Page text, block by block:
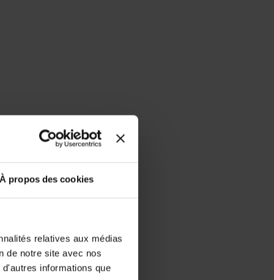
À propos des cookies
relatives aux médias
de notre site avec nos
informations que